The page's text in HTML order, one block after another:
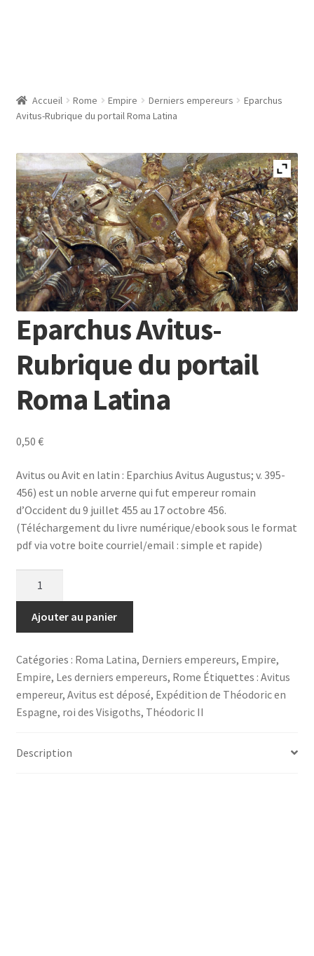
Accueil Rome Empire Derniers empereurs
Eparchus
Avitus-Rubrique du portail Roma Latina
Eparchus Avitus-
Rubrique du portail
Roma Latina
0,50 €
Avitus ou Avit en latin : Eparchius Avitus Augustus; v. 395-
456) est un noble arverne qui fut empereur romain
d’Occident du 9 juillet 455 au 17 octobre 456.
(Téléchargement du livre numérique/ebook sous le format
pdf via votre boite courriel/email : simple et rapide)
Eparchus
Avitus-
du
portail
Roma
Latina
Ajouter au panier
Catégories : Roma Latina, Derniers empereurs, Empire,
Empire, Les derniers empereurs, Rome Étiquettes : Avitus
empereur, Avitus est déposé, Expédition de Théodoric en
Espagne, roi des Visigoths, Théodoric II
Description